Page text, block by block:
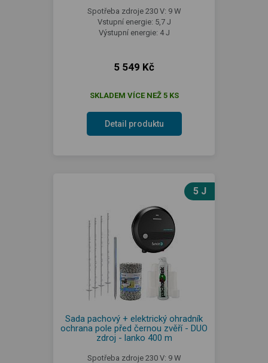
Spotřeba zdroje 230 V: 9 W
Vstupní energie: 5,7 J
Výstupní energie: 4 J
5 549 Kč
SKLADEM VÍCE NEŽ 5 KS
Detail produktu
5 J
Sada pachový + elektrický ohradník
ochrana pole před černou zvěří - DUO
zdroj - lanko 400 m
Spotřeba zdroje 230 V: 9 W